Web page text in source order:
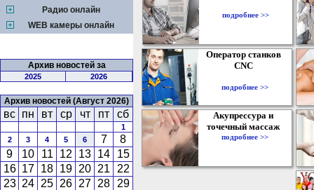
Радио онлайн
WEB камеры онлайн
Архив новостей за
2025 2026
Архив новостей (Август 2026)
вс пн вт ср чт пт сб
1
2
3 4 5 6 7
8
9
10 11 12 13 14
15
16 17 18 19 20 21
22
23 24 25 26 27 28 29
подробнее >>
Оператор станков
CNC
подробнее >>
Акупрессура и
точечный массаж
подробнее >>